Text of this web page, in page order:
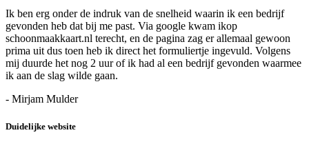
Ik ben erg onder de indruk van de snelheid waarin ik een bedrijf
gevonden heb dat bij me past. Via google kwam ikop
schoonmaakkaart.nl terecht, en de pagina zag er allemaal gewoon
prima uit dus toen heb ik direct het formuliertje ingevuld. Volgens
mij duurde het nog 2 uur of ik had al een bedrijf gevonden waarmee
ik aan de slag wilde gaan.
- Mirjam Mulder
Duidelijke website